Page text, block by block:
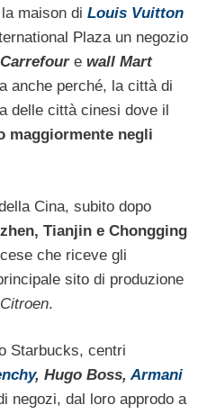
maison di Louis Vuitton
Plaza un negozio
Carrefoure wall Mart
anche perché, la città di
delle città cinesi dove il
maggiormente negli
Cina, subito dopo
Tianjin e Chongging
che riceve gli
sito di produzione
.
Starbucks, centri
, Hugo Boss,Armani
negozi, dal loro approdo a